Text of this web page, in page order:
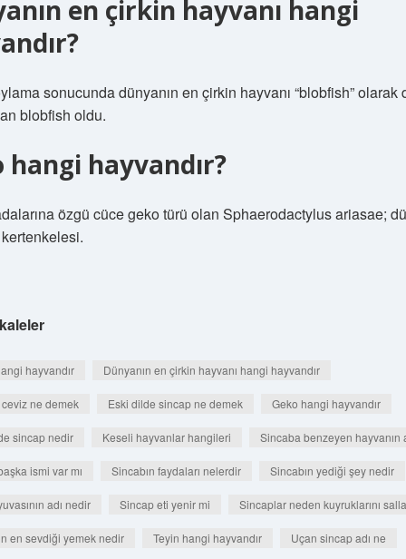
en çirkin hayvanı hangi
sonucunda dünyanın en çirkin hayvanı “blobfish” olarak
blobfish oldu.
hangi hayvandır?
özgü cüce geko türü olan Sphaerodactylus ariasae;
hayvandır Dünyanın en çirkin hayvanı hangi hayvandır
ne demek Eski dilde sincap ne demek Geko hangi hayvandır
sincap nedir Keseli hayvanlar hangileri Sincaba benzeyen hayvanın
ismi var mı Sincabın faydaları nelerdir Sincabın yediği şey nedir
adı nedir Sincap eti yenir mi Sincaplar neden kuyruklarını
en sevdiği yemek nedir Teyin hangi hayvandır Uçan sincap adı ne